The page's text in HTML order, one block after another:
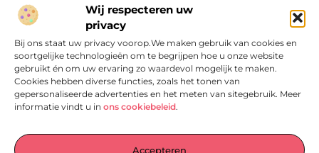
Wij respecteren uw
privacy
Bij ons staat uw privacy voorop.We maken gebruik van cookies en
soortgelijke technologieën om te begrijpen hoe u onze website
gebruikt én om uw ervaring zo waardevol mogelijk te maken.
Cookies hebben diverse functies, zoals het tonen van
gepersonaliseerde advertenties en het meten van sitegebruik. Meer
informatie vindt u in ons cookiebeleid.
Accepteren
Onze informatie